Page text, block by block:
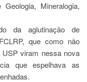
Mineralogia,
da aglutinação de
que como não
viram nessa nova
que espelhava as